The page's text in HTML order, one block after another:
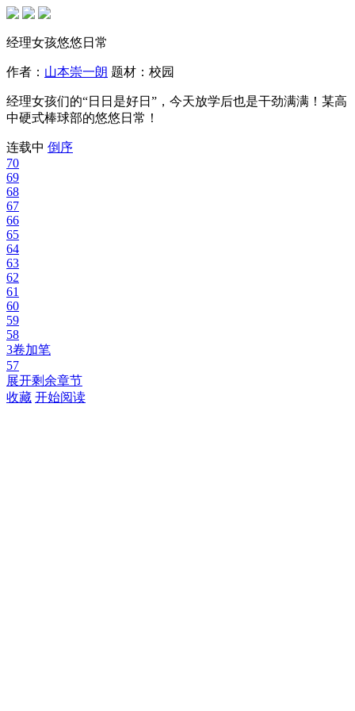
经理女孩悠悠日常
作者： 山本崇一朗 题材： 校园
经理女孩们的“日日是好日”，今天放学后也是干劲满满！某高
中硬式棒球部的悠悠日常！
连载中 倒序
70
69
68
67
66
65
64
63
62
61
60
59
58
3卷加笔
57
展开剩余章节
收藏 开始阅读